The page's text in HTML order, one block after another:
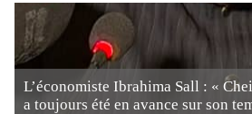
L’économiste Ibrahima Sall : «
a toujours été en avance sur son